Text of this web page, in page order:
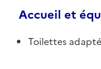
Accueil et
Toilettes